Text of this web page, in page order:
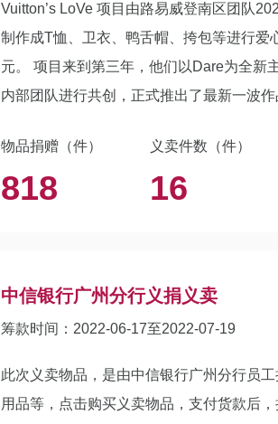
Vuitton’s LoVe 项目由路易威登南区团队
制作成T恤、卫衣、鸭舌帽、挎包等进行
元。 项目来到第三年，他们以Dare为全新主题，他们再次邀请伟博小家孩子们作画，与员工
内部团队进行共创，正式推出了最新一波
物品捐赠（件）
818
义卖件数（件）
16
中信银行广州分行义捐义卖
筹款时间：2022-06-17至2022-07-19
此次义卖物品，是由中信银行广州分行员
用品等，点击购买义卖物品，支付货款后